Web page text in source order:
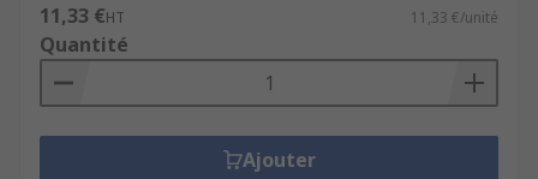
11,33 €HT 11,33 €/unité
Quantité
Ajouter